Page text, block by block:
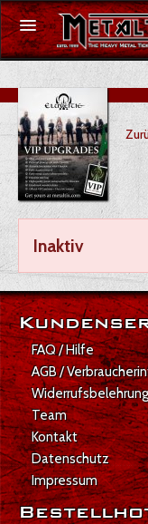
Konzerte
Festivals
Gutschein
Merchandise
DE|EN
Anmelden
Inaktiv
FAQ / Hilfe
AGB /
Team
Kontakt
Datenschutz
Impressum